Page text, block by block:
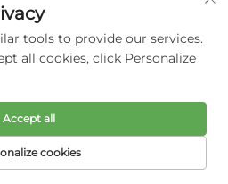
En alvorlig,
kan udløse
driftsbegrænsninger
hvilket forstyrrer
perioder.
i fremragende
køber i virkeligheden
der
tools to provide our services.
all cookies, click Personalize
cookies
Accept all